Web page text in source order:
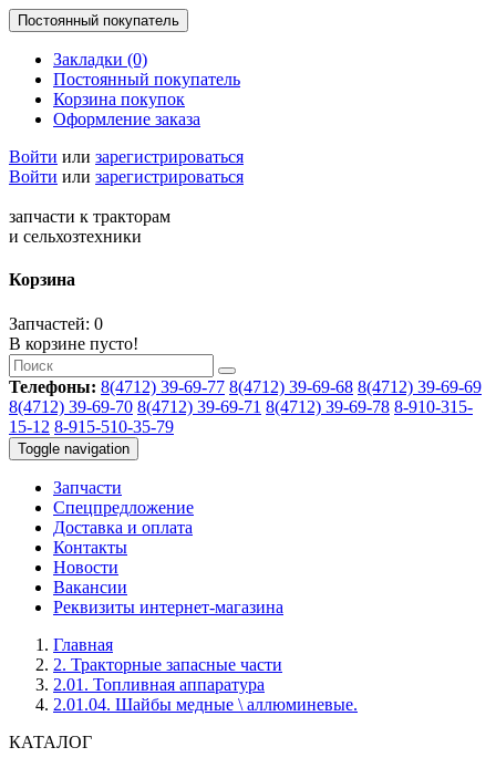
Постоянный покупатель
Закладки (0)
Постоянный покупатель
Корзина покупок
Оформление заказа
Войти или зарегистрироваться
Войти или зарегистрироваться
запчасти к тракторам
и сельхозтехники
Корзина
Запчастей: 0
В корзине пусто!
Телефоны: 8(4712) 39-69-77 8(4712) 39-69-68 8(4712) 39-69-69
8(4712) 39-69-70 8(4712) 39-69-71 8(4712) 39-69-78 8-910-315-
15-12 8-915-510-35-79
Toggle navigation
Запчасти
Спецпредложение
Доставка и оплата
Контакты
Новости
Вакансии
Реквизиты интернет-магазина
Главная
2. Тракторные запасные части
2.01. Топливная аппаратура
2.01.04. Шайбы медные \ аллюминевые.
КАТАЛОГ